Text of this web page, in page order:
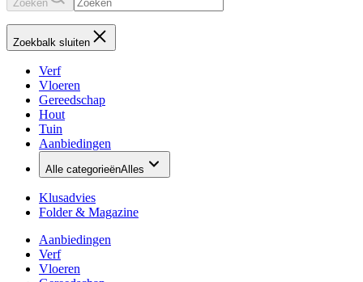
Zoeken
Zoekbalk sluiten
Verf
Vloeren
Gereedschap
Hout
Tuin
Aanbiedingen
Alle categorieënAlles
Klusadvies
Folder & Magazine
Aanbiedingen
Verf
Vloeren